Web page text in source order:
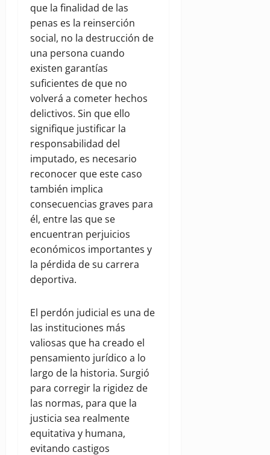
que la finalidad de las
penas es la reinserción
social, no la destrucción de
una persona cuando
existen garantías
suficientes de que no
volverá a cometer hechos
delictivos. Sin que ello
signifique justificar la
responsabilidad del
imputado, es necesario
reconocer que este caso
también implica
consecuencias graves para
él, entre las que se
encuentran perjuicios
económicos importantes y
la pérdida de su carrera
deportiva.
El perdón judicial es una de
las instituciones más
valiosas que ha creado el
pensamiento jurídico a lo
largo de la historia. Surgió
para corregir la rigidez de
las normas, para que la
justicia sea realmente
equitativa y humana,
evitando castigos